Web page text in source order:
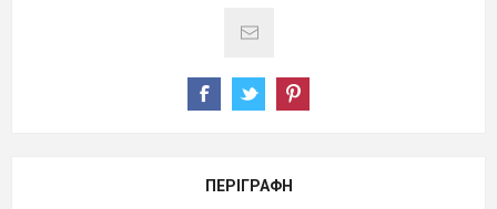
ΠΕΡΙΓΡΑΦΉ